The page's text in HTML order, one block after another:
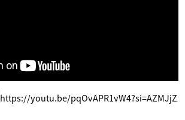
https://youtu.be/